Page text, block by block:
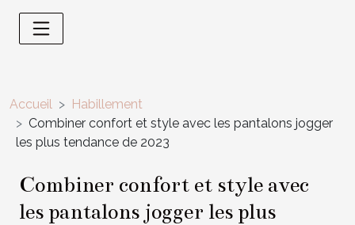
Accueil
Habillement
Combiner confort et style avec les pantalons jogger
les plus tendance de 2023
Combiner confort et style avec
les pantalons jogger les plus